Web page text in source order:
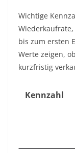
Wichtige
bis zum ersten
Werte zeigen,
kurzfristig
Kennzahl